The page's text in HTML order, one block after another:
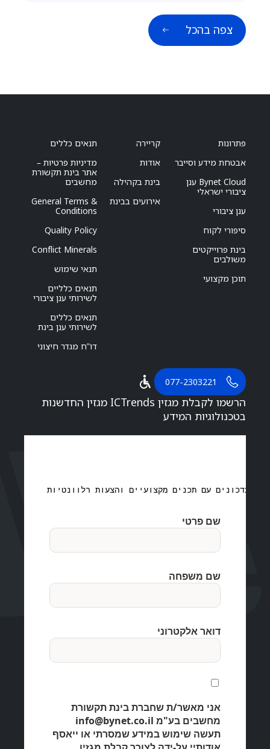
צפה בהכל
פתרונות
אבטחת מידע וסייבר
Bynet Cloud ענן
ציבורי ישראלי
ענן ציבורי
סיפורי לקוח
בינת פרוייקטים
משולבים
תוכן מקצועי
קריירה
אודות
בינת בקהילה
אירועים בבינת
תנאים כללים
מדיניות פרטיות –
אתר בינת תקשורת
מחשבים
General Terms &
Conditions
Quality Policy
Conflict Minerals
תנאי שימוש
תנאים כלליים
לשירותי ענן ציבורי
תנאים כללים
לשירותי ענן בינת
דו”ח מגדר חיצוני
077-2303221
הרשמו לקבלת מגזין ICTrends מגזין החדשנות
בטכנולוגיות המידע